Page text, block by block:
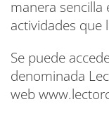
manera sencilla
actividades que
Se puede
denominada
web